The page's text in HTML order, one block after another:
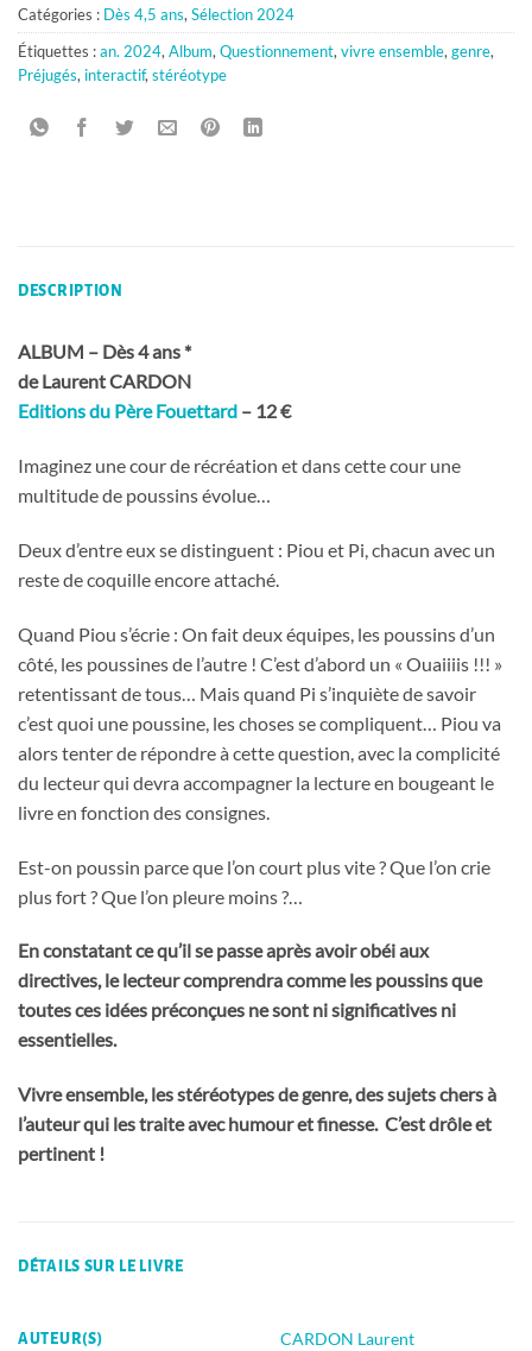
Catégories : Dès 4,5 ans,Sélection 2024
Étiquettes :an. 2024,Album,Questionnement,vivre ensemble,genre,
Préjugés, interactif,stéréotype
DESCRIPTION
ALBUM – Dès 4 ans *
de Laurent CARDON
Editions du Père Fouettard – 12 €
Imaginez une cour de récréation et dans cette cour une
multitude de poussins évolue…
Deux d’entre eux se distinguent : Piou et Pi, chacun avec un
reste de coquille encore attaché.
Quand Piou s’écrie : On fait deux équipes, les poussins d’un
côté, les poussines de l’autre ! C’est d’abord un « Ouaiiiis !!! »
retentissant de tous… Mais quand Pi s’inquiète de savoir
c’est quoi une poussine, les choses se compliquent… Piou va
alors tenter de répondre à cette question, avec la complicité
du lecteur qui devra accompagner la lecture en bougeant le
livre en fonction des consignes.
Est-on poussin parce que l’on court plus vite ? Que l’on crie
plus fort ? Que l’on pleure moins ?…
En constatant ce qu’il se passe après avoir obéi aux
directives, le lecteur comprendra comme les poussins que
toutes ces idées préconçues ne sont ni significatives ni
essentielles.
Vivre ensemble, les stéréotypes de genre, des sujets chers à
l’auteur qui les traite avec humour et finesse. C’est drôle et
pertinent !
DÉTAILS SUR LE LIVRE
AUTEUR(S) CARDON Laurent